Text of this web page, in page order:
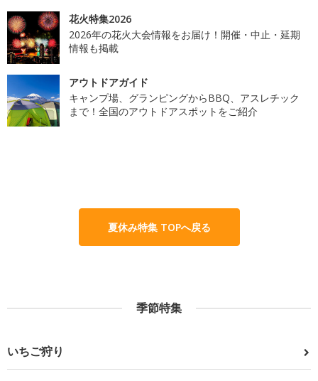
花火特集2026
2026年の花火大会情報をお届け！開催・中止・延期
情報も掲載
アウトドアガイド
キャンプ場、グランピングからBBQ、アスレチック
まで！全国のアウトドアスポットをご紹介
夏休み特集 TOPへ戻る
季節特集
いちご狩り